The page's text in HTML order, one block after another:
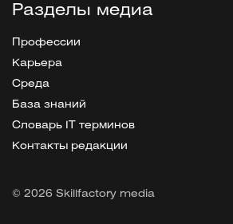
Разделы медиа
Профессии
Карьера
Среда
База знаний
Словарь IT терминов
Контакты редакции
© 2026 Skillfactory media